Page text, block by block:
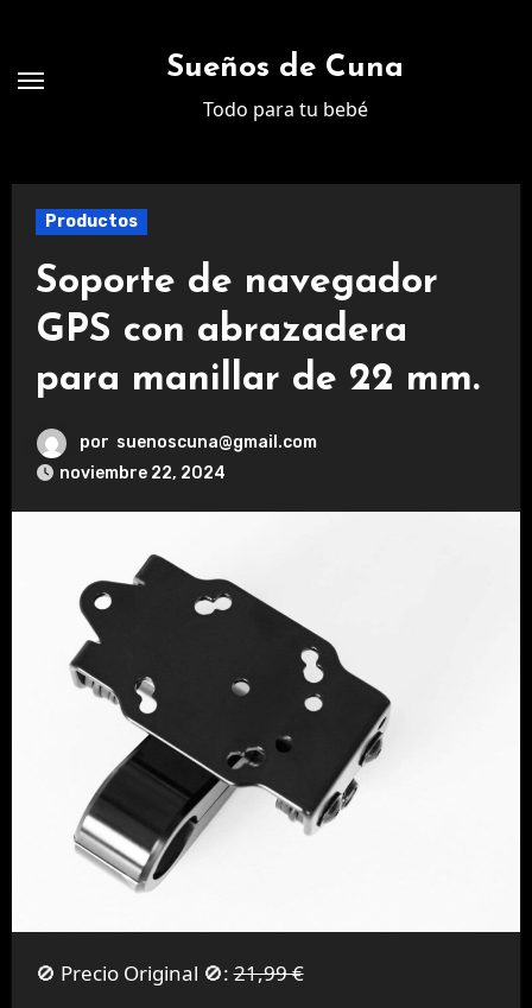
contenido
Sueños de Cuna
Todo para tu bebé
Productos
Soporte de navegador
GPS con abrazadera
para manillar de 22 mm.
por suenoscuna@gmail.com
noviembre 22, 2024
🚫 Precio Original 🚫:21,99 €